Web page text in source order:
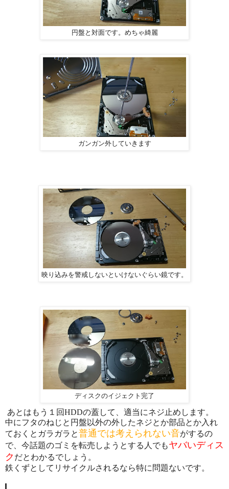
円盤と対面です。めちゃ綺麗
ガンガン外していきます
映り込みを警戒しないといけないぐらい鏡です。
ディスクのイジェクト完了
あとはもう１回HDDの蓋して、適当にネジ止めします。
中にフタのねじと円盤以外の外したネジとか部品とか入れ
ておくとガラガラと普通では考えられない音がするの
で、今話題のゴミを転売しようとする人でもヤバいディス
ク だとわかるでしょう。
鉄くずとしてリサイクルされるなら特に問題ないです。